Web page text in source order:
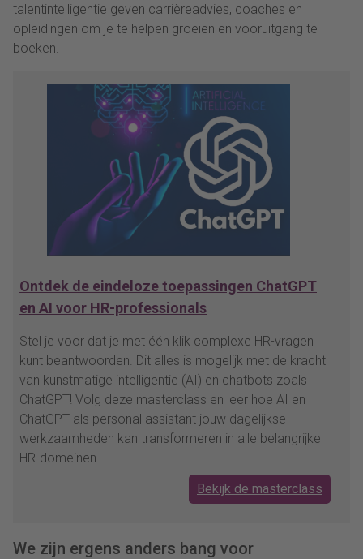
talentintelligentie geven carrièreadvies, coaches en
opleidingen om je te helpen groeien en vooruitgang te
boeken.
Ontdek de eindeloze toepassingen ChatGPT
en AI voor HR-professionals
Stel je voor dat je met één klik complexe HR-vragen
kunt beantwoorden. Dit alles is mogelijk met de kracht
van kunstmatige intelligentie (AI) en chatbots zoals
ChatGPT! Volg deze masterclass en leer hoe AI en
ChatGPT als personal assistant jouw dagelijkse
werkzaamheden kan transformeren in alle belangrijke
HR-domeinen.
Bekijk de masterclass
We zijn ergens anders bang voor